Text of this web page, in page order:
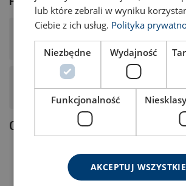
What surface finish and tensile strength
What is the construction, core type, and
Cупутні товари
lub które zebrali w wyniku
Ciebie z ich usług. Polityka
Niezbędne Wydajność
Funkcjonalność
AKCEPTUJ WSZYSTKIE